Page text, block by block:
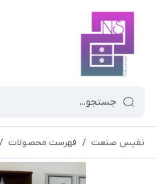
نفیس صنعت / فهرست محصولات /